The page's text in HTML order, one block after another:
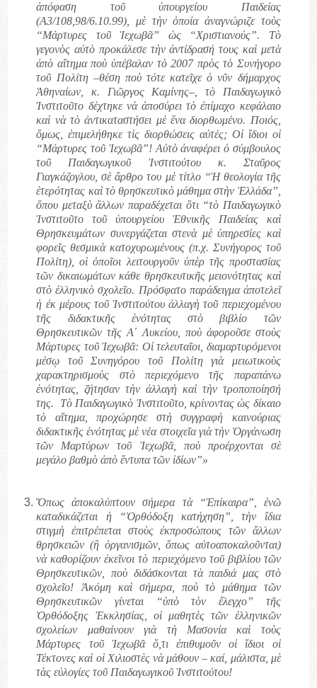
ἀπόφαση τοῦ ὑπουργείου Παιδείας
(Α3/108,98/6.10.99), μὲ τὴν ὁποία ἀναγνώριζε τοὺς
“Μάρτυρες τοῦ Ἰεχωβᾶ” ὡς “Χριστιανούς”. Τὸ
γεγονὸς αὐτὸ προκάλεσε τὴν ἀντίδρασή τους καὶ μετὰ
ἀπὸ αἴτημα ποὺ ὑπέβαλαν τὸ 2007 πρὸς τὸ Συνήγορο
τοῦ Πολίτη –θέση ποὺ τότε κατεῖχε ὁ νῦν δήμαρχος
Ἀθηναίων, κ. Γιῶργος Καμίνης–, τὸ Παιδαγωγικὸ
Ἰνστιτοῦτο δέχτηκε νὰ ἀποσύρει τὸ ἐπίμαχο κεφάλαιο
καὶ νὰ τὸ ἀντικαταστήσει μὲ ἕνα διορθωμένο. Ποιός,
ὅμως, ἐπιμελήθηκε τὶς διορθώσεις αὐτές; Οἱ ἴδιοι οἱ
“Μάρτυρες τοῦ Ἰεχωβᾶ”! Αὐτὸ ἀναφέρει ὁ σύμβουλος
τοῦ Παιδαγωγικοῦ Ἰνστιτούτου κ. Σταῦρος
Γιαγκάζογλου, σὲ ἄρθρο του μὲ τίτλο “Ἡ θεολογία τῆς
ἑτερότητας καὶ τὸ θρησκευτικὸ μάθημα στὴν Ἑλλάδα”,
ὅπου μεταξὺ ἄλλων παραδέχεται ὅτι “τὸ Παιδαγωγικὸ
Ἰνστιτοῦτο τοῦ ὑπουργείου Ἐθνικῆς Παιδείας καὶ
Θρησκευμάτων συνεργάζεται στενὰ μὲ ὑπηρεσίες καὶ
φορεῖς θεσμικὰ κατοχυρωμένους (π.χ. Συνήγορος τοῦ
Πολίτη), οἱ ὁποῖοι λειτουργοῦν ὑπὲρ τῆς προστασίας
τῶν δικαιωμάτων κάθε θρησκευτικῆς μειονότητας καὶ
στὸ ἑλληνικὸ σχολεῖο. Πρόσφατο παράδειγμα ἀποτελεῖ
ἡ ἐκ μέρους τοῦ Ἰνστιτούτου ἀλλαγὴ τοῦ περιεχομένου
τῆς διδακτικῆς ἑνότητας στὸ βιβλίο τῶν
Θρησκευτικῶν τῆς Α´ Λυκείου, ποὺ ἀφοροῦσε στοὺς
Μάρτυρες τοῦ Ἰεχωβᾶ: Οἱ τελευταῖοι, διαμαρτυρόμενοι
μέσῳ τοῦ Συνηγόρου τοῦ Πολίτη γιὰ μειωτικοὺς
χαρακτηρισμοὺς στὸ περιεχόμενο τῆς παραπάνω
ἑνότητας, ζήτησαν τὴν ἀλλαγὴ καὶ τὴν τροποποίησή
της.
Τὸ Παιδαγωγικὸ Ἰνστιτοῦτο, κρίνοντας ὡς δίκαιο
τὸ αἴτημα, προχώρησε στὴ συγγραφὴ καινούριας
διδακτικῆς ἑνότητας μὲ νέα στοιχεῖα γιὰ τὴν Ὀργάνωση
τῶν Μαρτύρων τοῦ Ἰεχωβᾶ, ποὺ προέρχονται σὲ
μεγάλο βαθμὸ ἀπὸ ἔντυπα τῶν ἰδίων”»
Ὅπως ἀποκαλύπτουν σήμερα τὰ “Ἐπίκαιρα”, ἐνῶ
καταδικάζεται ἡ “Ὀρθόδοξη κατήχηση”, τὴν ἴδια
στιγμὴ ἐπιτρέπεται στοὺς ἐκπροσώπους τῶν ἄλλων
θρησκειῶν (ἢ ὀργανισμῶν, ὅπως αὐτοαποκαλοῦνται)
νὰ καθορίζουν ἐκεῖνοι τὸ περιεχόμενο τοῦ βιβλίου τῶν
Θρησκευτικῶν, ποὺ διδάσκονται τὰ παιδιά μας στὸ
σχολεῖο! Ἀκόμη καὶ σήμερα, ποὺ τὸ μάθημα τῶν
Θρησκευτικῶν γίνεται “ὑπὸ τὸν ἔλεγχο” τῆς
Ὀρθόδοξης Ἐκκλησίας, οἱ μαθητὲς τῶν ἑλληνικῶν
σχολείων μαθαίνουν γιὰ τὴ Μασονία καὶ τοὺς
Μάρτυρες τοῦ Ἰεχωβᾶ ὅ,τι ἐπιθυμοῦν οἱ ἴδιοι οἱ
Τέκτονες καὶ οἱ Χιλιοστὲς νὰ μάθουν – καί, μάλιστα, μὲ
τὰς εὐλογίες τοῦ Παιδαγωγικοῦ Ἰνστιτούτου!